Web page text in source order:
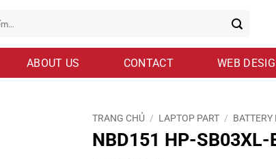
ABOUT US CONTACT WEB
TRANG CHỦ / LAPTOP PART /
NBD151 HP-